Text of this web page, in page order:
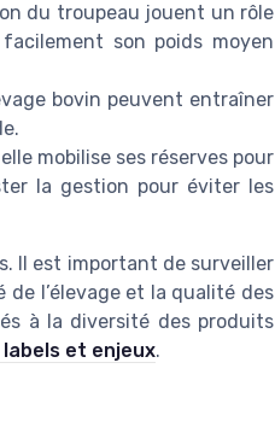
du troupeau jouent un rôle
son poids moyen
bovin peuvent entraîner
mobilise ses réserves pour
la gestion pour éviter les
Il est important de surveiller
l’élevage et la qualité des
à la diversité des produits
et enjeux.